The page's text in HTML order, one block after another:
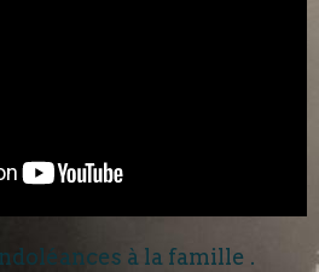
à la famille .